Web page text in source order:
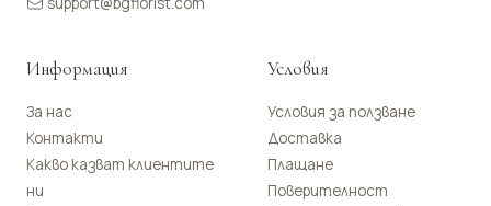
Информация
За нас
Контакти
Какво казват клиентите
ни
Условия
Условия за ползване
Доставка
Плащане
Поверителност